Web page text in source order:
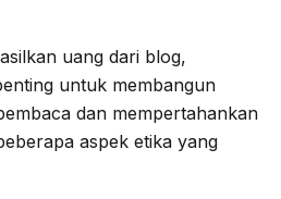
uang dari blog,
untuk membangun
dan mempertahankan
aspek etika yang